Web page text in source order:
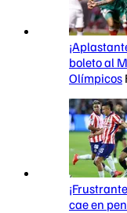
boleto al
Olímpicos
cae en